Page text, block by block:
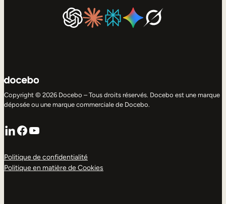
Copyright © 2026 Docebo – Tous droits réservés. Docebo est une marque
déposée ou une marque commerciale de Docebo.
LinkedIn
Facebook
YouTube
Politique de confidentialité
Politique en matière de Cookies